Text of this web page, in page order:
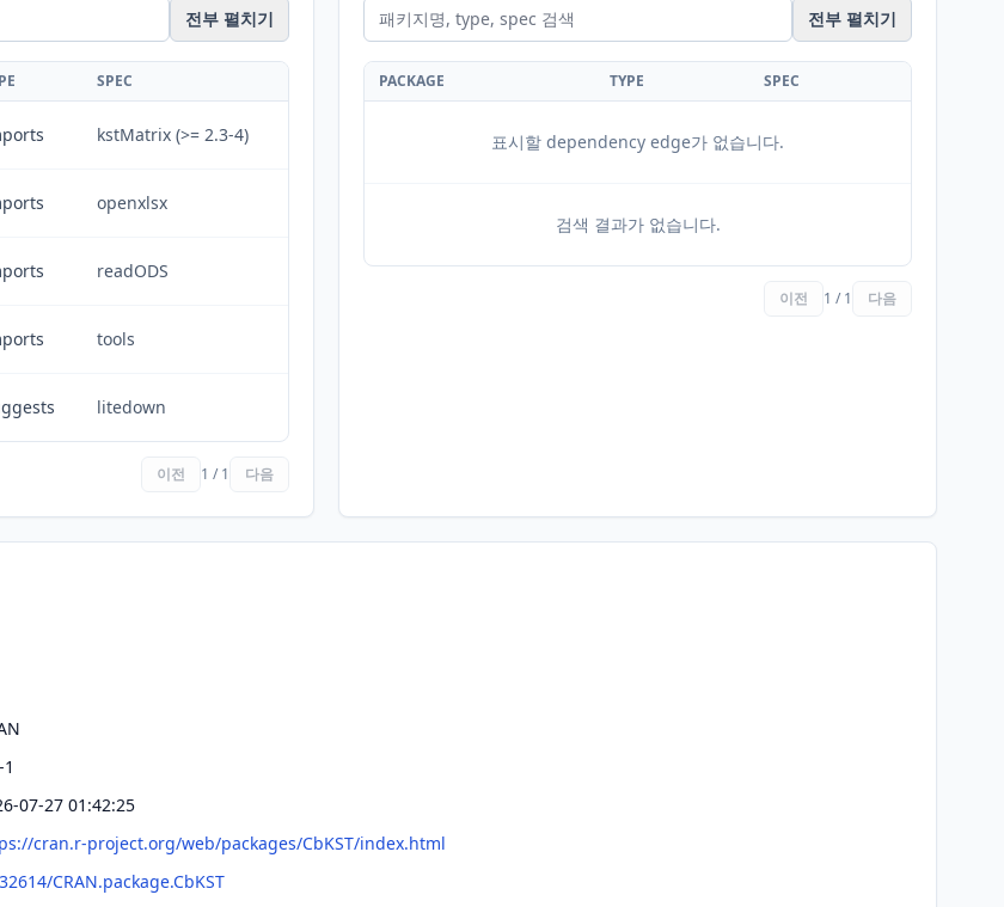
전부 펼치기
SPEC
kstMatrix (>= 2.3-4)
openxlsx
readODS
tools
litedown
이전 1 / 1 다음
전부 펼치기
PACKAGE TYPE SPEC
표시할 dependency edge가 없습니다.
검색 결과가 없습니다.
이전 1 / 1 다음
07-27 01:42:25
cran.r-project.org/web/packages/CbKST/index.html
CRAN.package.CbKST